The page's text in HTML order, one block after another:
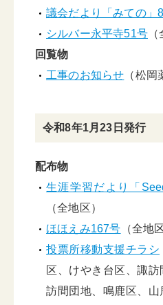
議会だより「みての」
シルバー永平寺51号
回覧物
工事のお知らせ （松岡
令和8年1月23日発行
配布物
生涯学習だより「
（全地区）
ほほえみ167号 （全地
投票所移動支援チラシ
区、けやき台区、諏
訪間団地、鳴鹿区、